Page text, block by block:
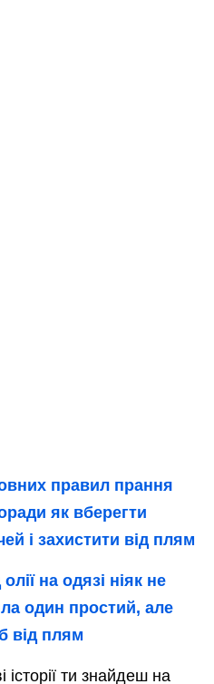
правил прання
як вберегти
і захистити від плям
на одязі ніяк не
один простий, але
від плям
історії ти знайдеш на